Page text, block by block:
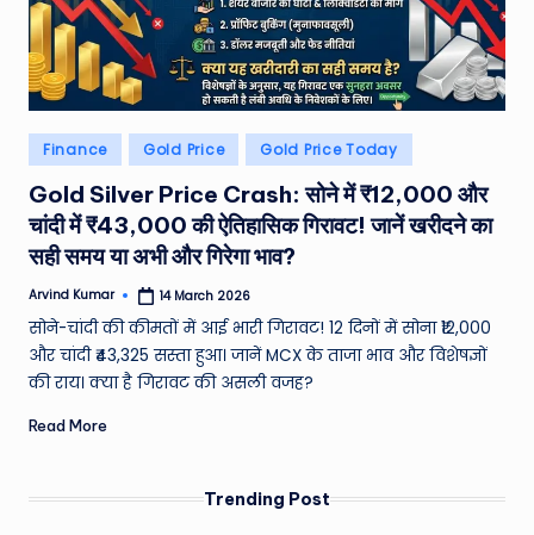
Posted
in
Finance Gold Price Gold Price Today
Gold Silver Price Crash: सोने में ₹12,000 और
चांदी में ₹43,000 की ऐतिहासिक गिरावट! जानें खरीदने का
सही समय या अभी और गिरेगा भाव?
Posted
by
Arvind Kumar 14 March 2026
सोने-चांदी की कीमतों में आई भारी गिरावट! 12 दिनों में सोना ₹12,000
और चांदी ₹43,325 सस्ता हुआ। जानें MCX के ताजा भाव और विशेषज्ञों
की राय। क्या है गिरावट की असली वजह?
Read More
Trending Post